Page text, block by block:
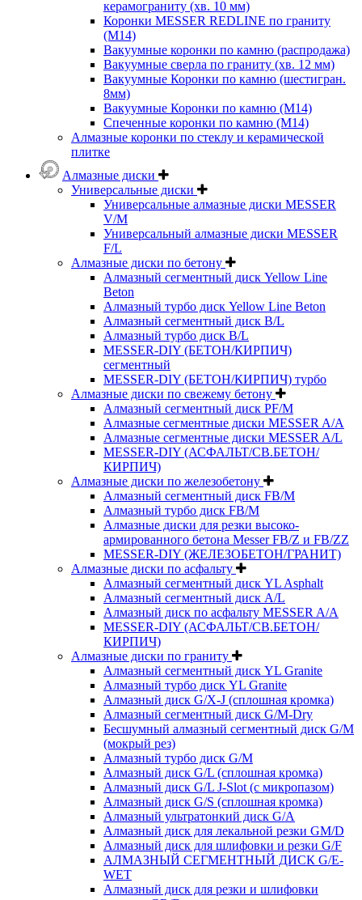
керамограниту (хв. 10 мм)
Коронки MESSER REDLINE по граниту
(М14)
Вакуумные коронки по камню (распродажа)
Вакуумные сверла по граниту (хв. 12 мм)
Вакуумные Коронки по камню (шестигран.
8мм)
Вакуумные Коронки по камню (M14)
Спеченные коронки по камню (M14)
Алмазные коронки по стеклу и керамической
плитке
Алмазные диски
Универсальные диски
Универсальные алмазные диски MESSER
V/M
Универсальный алмазные диски MESSER
F/L
Алмазные диски по бетону
Алмазный сегментный диск Yellow Line
Beton
Алмазный турбо диск Yellow Line Beton
Алмазный сегментный диск B/L
Алмазный турбо диск B/L
MESSER-DIY (БЕТОН/КИРПИЧ)
сегментный
MESSER-DIY (БЕТОН/КИРПИЧ) турбо
Алмазные диски по свежему бетону
Алмазный сегментный диск PF/M
Алмазные сегментные диски MESSER A/A
Алмазные сегментные диски MESSER A/L
MESSER-DIY (АСФАЛЬТ/СВ.БЕТОН/
КИРПИЧ)
Алмазные диски по железобетону
Алмазный сегментный диск FB/M
Алмазный турбо диск FB/M
Алмазные диски для резки высоко-
армированного бетона Messer FB/Z и FB/ZZ
MESSER-DIY (ЖЕЛЕЗОБЕТОН/ГРАНИТ)
Алмазные диски по асфальту
Алмазный сегментный диск YL Asphalt
Алмазный сегментный диск A/L
Алмазный диск по асфальту MESSER A/A
MESSER-DIY (АСФАЛЬТ/СВ.БЕТОН/
КИРПИЧ)
Алмазные диски по граниту
Алмазный сегментный диск YL Granite
Алмазный турбо диск YL Granite
Алмазный диск G/X-J (сплошная кромка)
Алмазный сегментный диск G/M-Dry
Бесшумный алмазный сегментный диск G/M
(мокрый рез)
Алмазный турбо диск G/M
Алмазный диск G/L (сплошная кромка)
Алмазный диск G/L J-Slot (с микропазом)
Алмазный диск G/S (сплошная кромка)
Алмазный ультратонкий диск G/A
Алмазный диск для лекальной резки GM/D
Алмазный диск для шлифовки и резки G/F
АЛМАЗНЫЙ СЕГМЕНТНЫЙ ДИСК G/E-
WET
Алмазный диск для резки и шлифовки